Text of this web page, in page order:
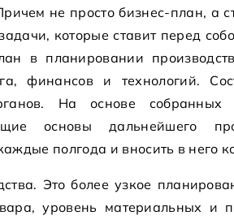
не просто бизнес-план, а
которые ставит перед
в планировании
финансов и технологий.
На основе собранных
основы дальнейшего
полгода и вносить в него
Это более узкое
уровень материальных и